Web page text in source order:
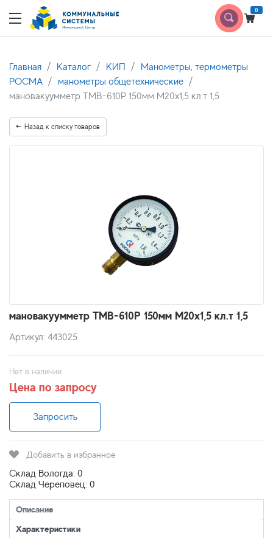
0
Главная Каталог КИП
Манометры, термометры
РОСМА
манометры общетехнические
мановакуумметр ТМВ-610Р 150мм М20х1,5 кл.т 1,5
Назад к списку товаров
мановакуумметр ТМВ-610Р 150мм М20х1,5 кл.т 1,5
Артикул: 443025
Нет в наличии
Цена по запросу
Запросить
Добавить в избранное
Склад Вологда: 0
Склад Череповец: 0
Описание
Характеристики